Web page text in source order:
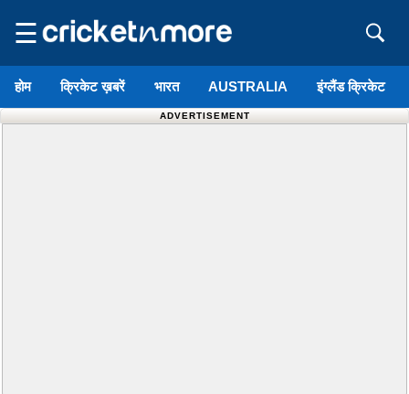
☰
होम क्रिकेट ख़बरें भारत AUSTRALIA इंग्लैंड क्रिकेट
ADVERTISEMENT